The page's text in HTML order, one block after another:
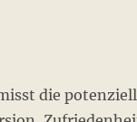
die